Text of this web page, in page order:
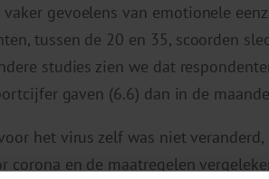
vaker gevoelens van emotionele
tussen de 20 en 35, scoorden
studies zien we dat
gaven (6.6) dan in de
het virus zelf was niet
corona en de maatregelen